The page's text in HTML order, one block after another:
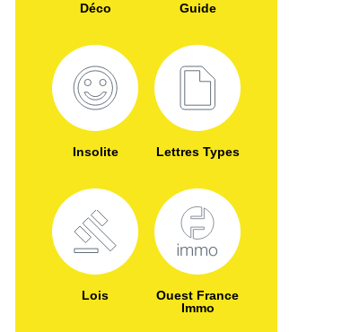
Déco Guide
Insolite Lettres Types
Lois
Ouest France
Immo